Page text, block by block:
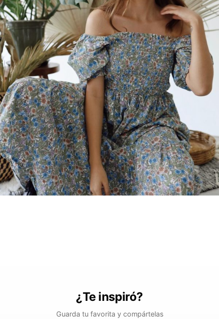
¿Te inspiró?
Guarda tu favorita y compártelas